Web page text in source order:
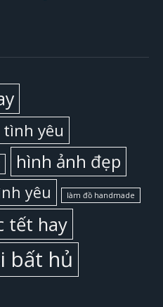
yêu
hình ảnh đẹp
yêu làm đồ handmade
tết hay
bất hủ